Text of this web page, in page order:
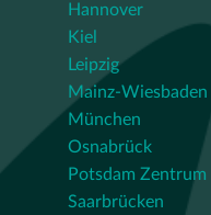
Hannover
Kiel
Leipzig
Mainz-Wiesbaden
München
Osnabrück
Potsdam Zentrum
Saarbrücken